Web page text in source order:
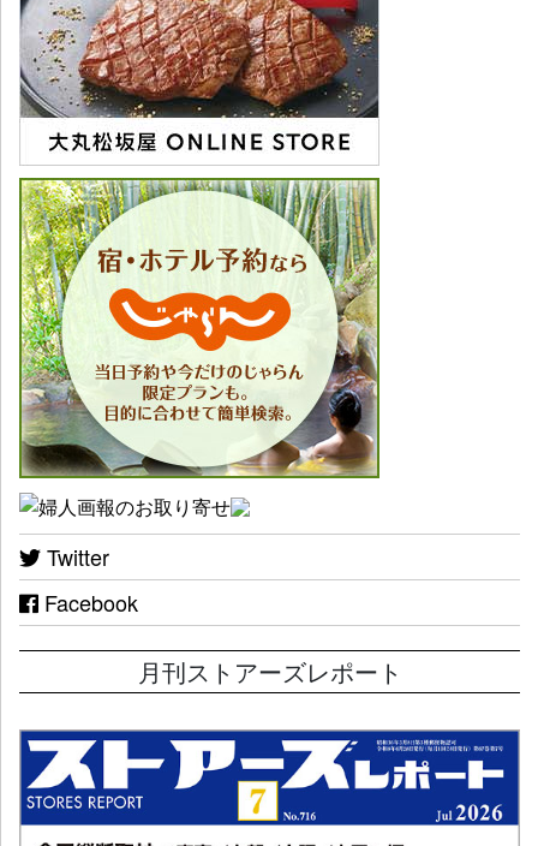
Twitter
Facebook
月刊ストアーズレポート